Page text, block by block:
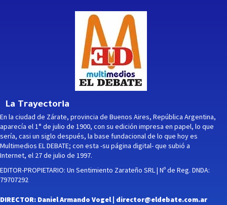
La Trayectoria
En la ciudad de Zárate, provincia de Buenos Aires, República Argentina,
aparecía el 1° de julio de 1900, con su edición impresa en papel, lo que
sería, casi un siglo después, la base fundacional de lo que hoy es
Multimedios EL DEBATE; con esta -su página digital- que subió a
Internet, el 27 de julio de 1997.
EDITOR-PROPIETARIO: Un Sentimiento Zarateño SRL | Nº de Reg. DNDA:
79707292
DIRECTOR: Daniel Armando Vogel | director@eldebate.com.ar